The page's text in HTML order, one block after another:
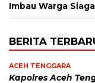
Imbau Warga
BERITA
ACEH TENGGARA
Kapolres Aceh